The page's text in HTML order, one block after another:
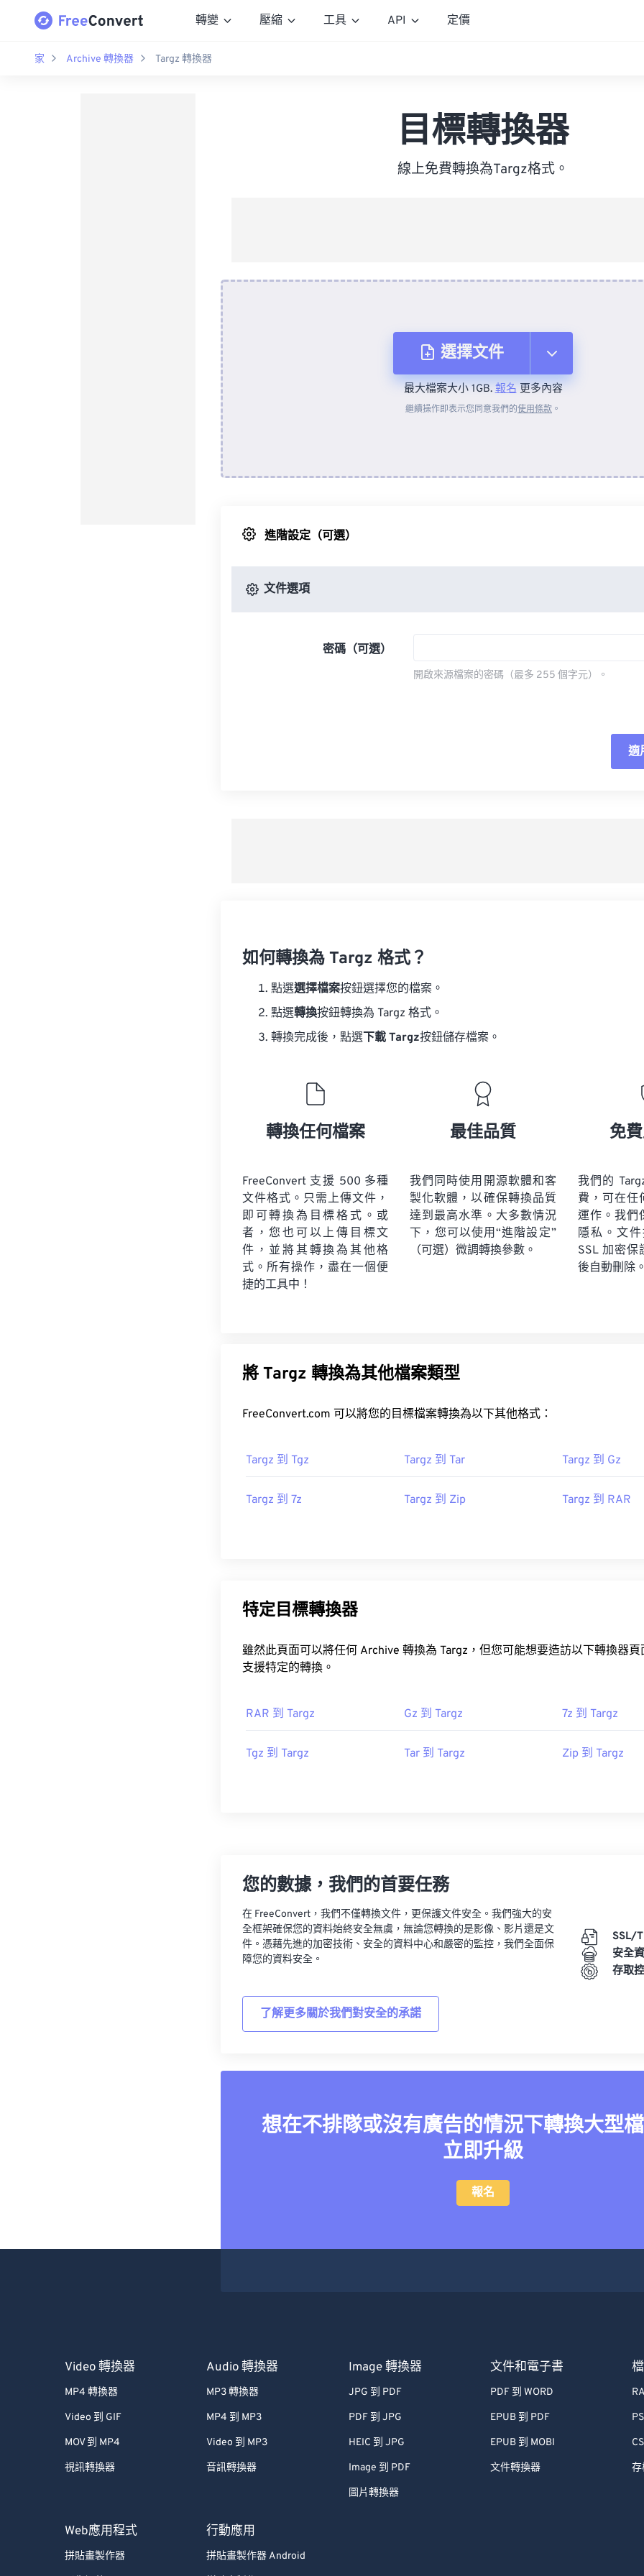
轉變 壓縮 工具 API 定價
家 Archive 轉換器 Targz 轉換器
目標轉換器
線上免費轉換為Targz格式。
選擇文件
來自裝置
最大檔案大小 1GB.報名更多內容
繼續操作即表示您同意我們的使用條款 。
進階設定（可選）
文件選項
密碼（可選）
開啟來源檔案的密碼（最多 255 個字元）。
適
如何轉換為 Targz 格式？
點選選擇檔案按鈕選擇您的檔案。
點選轉換按鈕轉換為 Targz 格式。
轉換完成後，點選 下載 Targz按鈕儲存檔案。
轉換任何檔案
FreeConvert 支援 500 多種
文件格式。只需上傳文件，
即可轉換為目標格式。或
者，您也可以上傳目標文
件，並將其轉換為其他格
式。所有操作，盡在一個便
捷的工具中！
最佳品質
我們同時使用開源軟體和客
製化軟體，以確保轉換品質
達到最高水準。大多數情況
下，您可以使用“進階設定”
（可選）微調轉換參數。
免
我們的
費，可在任
運作。我們
隱私。文
SSL 加密保
後自動刪除。
將 Targz 轉換為其他檔案類型
FreeConvert.com 可以將您的目標檔案轉換為以下其他格式：
Targz 到 Tgz Targz 到 Tar Targz 到 Gz
Targz 到 7z Targz 到 Zip Targz 到 RAR
特定目標轉換器
雖然此頁面可以將任何 Archive 轉換為 Targz，但您可能想要造訪以下轉換器頁面，這些頁面僅
支援特定的轉換。
RAR 到 Targz Gz 到 Targz 7z 到 Targz
Tgz 到 Targz Tar 到 Targz Zip 到 Targz
您的數據，我們的首要任務
在 FreeConvert，我們不僅轉換文件，更保護文件安全。我們強大的安
全框架確保您的資料始終安全無虞，無論您轉換的是影像、影片還是文
件。憑藉先進的加密技術、安全的資料中心和嚴密的監控，我們全面保
障您的資料安全。
了解更多關於我們對安全的承諾
SSL/
安全
存取
想在不排隊或沒有廣告的情況下轉換大型
立即升級
報名
Video 轉換器
MP4 轉換器
Video 到 GIF
MOV 到 MP4
視訊轉換器
Audio 轉換器
MP3 轉換器
MP4 到 MP3
Video 到 MP3
音訊轉換器
Image 轉換器
JPG 到 PDF
PDF 到 JPG
HEIC 到 JPG
Image 到 PDF
圖片轉換器
文件和電子書
PDF 到 WORD
EPUB 到 PDF
EPUB 到 MOBI
文件轉換器 存
Web應用程式
拼貼畫製作器
行動應用
拼貼畫製作器 Android